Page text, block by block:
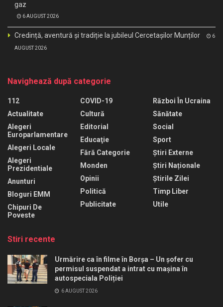
gaz
6 AUGUST 2026
Credință, aventură și tradiție la jubileul Cercetașilor Munților 6
AUGUST 2026
Navighează după categorie
112
Actualitate
Alegeri
Europarlamentare
Alegeri Locale
Alegeri
Prezidentiale
Anunturi
Bloguri EMM
Chipuri De
Poveste
COVID-19
Cultură
Editorial
Educaţie
Fără Categorie
Monden
Opinii
Politică
Publicitate
Război În Ucraina
Sănătate
Social
Sport
Știri Externe
Știri Naționale
Știrile Zilei
Timp Liber
Utile
Stiri recente
Urmărire ca în filme în Borșa – Un șofer cu
permisul suspendat a intrat cu mașina în
autospeciala Poliției
6 AUGUST 2026